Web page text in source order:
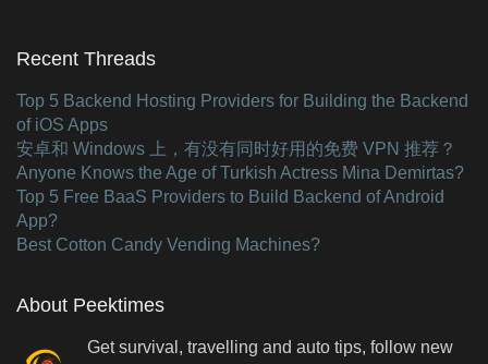
Recent Threads
Top 5 Backend Hosting Providers for Building the Backend
of iOS Apps
安卓和 Windows 上，有没有同时好用的免费 VPN 推荐？
Anyone Knows the Age of Turkish Actress Mina Demirtas?
Top 5 Free BaaS Providers to Build Backend of Android
App?
Best Cotton Candy Vending Machines?
About Peektimes
Get survival, travelling and auto tips, follow new